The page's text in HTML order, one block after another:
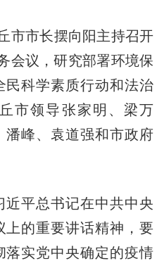
市长摆向阳主持召开
会议，研究部署环境保
民科学素质行动和法治
市领导张家明、梁万
潘峰、袁道强和市政府
平总书记在中共中央
上的重要讲话精神，要
落实党中央确定的疫情